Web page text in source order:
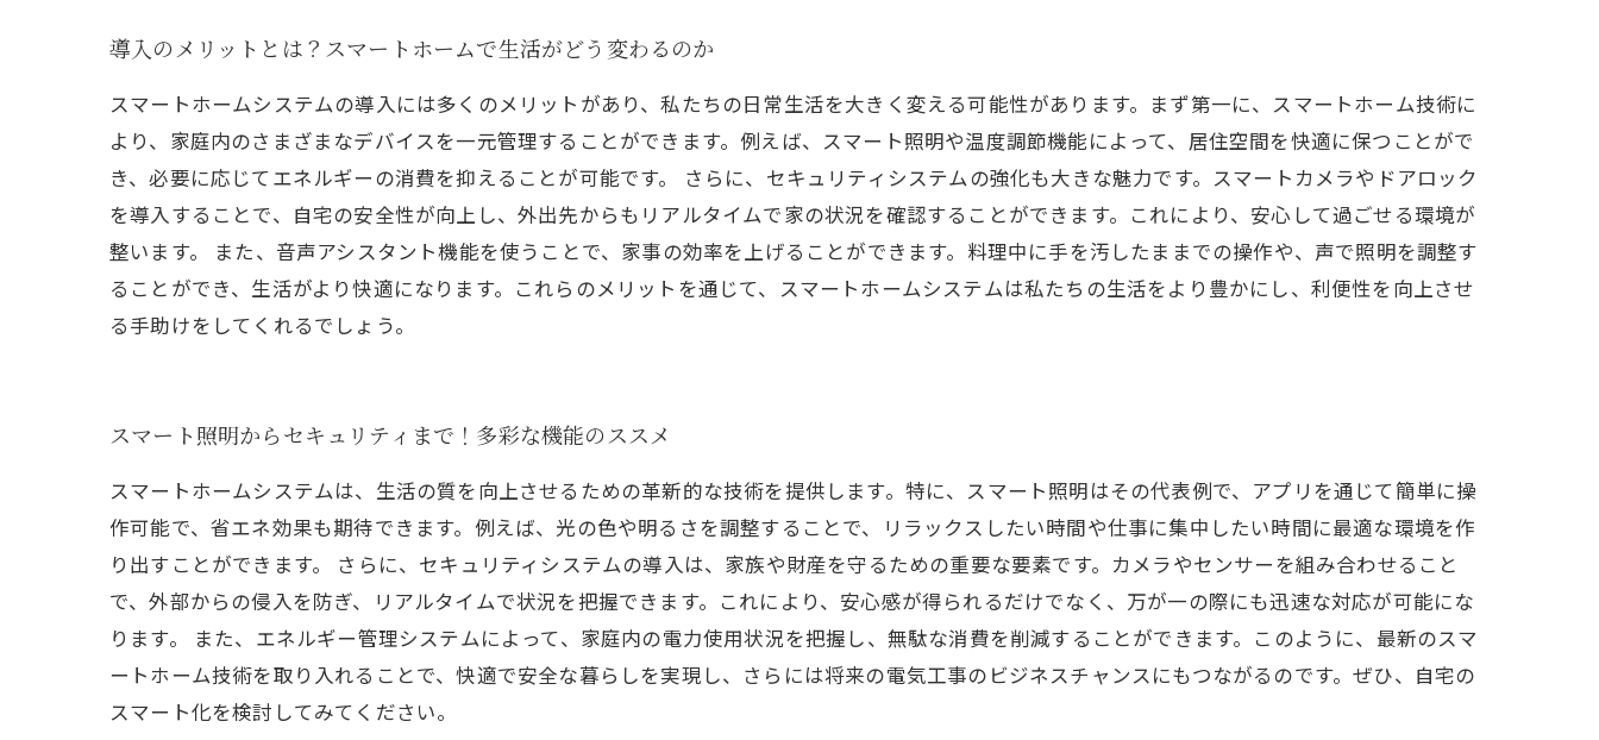
導入のメリットとは？スマートホームで生活がどう変わるのか
スマートホームシステムの導入には多くのメリットがあり、私たちの日常生活を大きく変える可能性があります。まず第一に、スマートホーム技術に
より、家庭内のさまざまなデバイスを一元管理することができます。例えば、スマート照明や温度調節機能によって、居住空間を快適に保つことがで
き、必要に応じてエネルギーの消費を抑えることが可能です。 さらに、セキュリティシステムの強化も大きな魅力です。スマートカメラやドアロック
を導入することで、自宅の安全性が向上し、外出先からもリアルタイムで家の状況を確認することができます。これにより、安心して過ごせる環境が
整います。 また、音声アシスタント機能を使うことで、家事の効率を上げることができます。料理中に手を汚したままでの操作や、声で照明を調整す
ることができ、生活がより快適になります。これらのメリットを通じて、スマートホームシステムは私たちの生活をより豊かにし、利便性を向上させ
る手助けをしてくれるでしょう。
スマート照明からセキュリティまで！多彩な機能のススメ
スマートホームシステムは、生活の質を向上させるための革新的な技術を提供します。特に、スマート照明はその代表例で、アプリを通じて簡単に操
作可能で、省エネ効果も期待できます。例えば、光の色や明るさを調整することで、リラックスしたい時間や仕事に集中したい時間に最適な環境を作
り出すことができます。 さらに、セキュリティシステムの導入は、家族や財産を守るための重要な要素です。カメラやセンサーを組み合わせること
で、外部からの侵入を防ぎ、リアルタイムで状況を把握できます。これにより、安心感が得られるだけでなく、万が一の際にも迅速な対応が可能にな
ります。 また、エネルギー管理システムによって、家庭内の電力使用状況を把握し、無駄な消費を削減することができます。このように、最新のスマ
ートホーム技術を取り入れることで、快適で安全な暮らしを実現し、さらには将来の電気工事のビジネスチャンスにもつながるのです。ぜひ、自宅の
スマート化を検討してみてください。